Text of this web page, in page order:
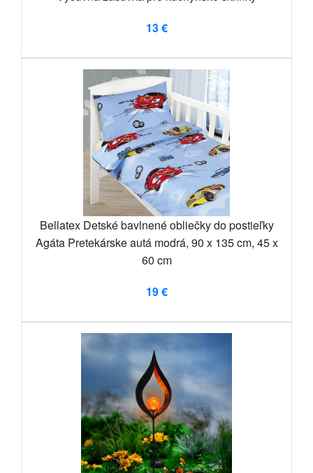
13 €
Bellatex Detské bavlnené obliečky do postieľky
Agáta Pretekárske autá modrá, 90 x 135 cm, 45 x
60 cm
19 €